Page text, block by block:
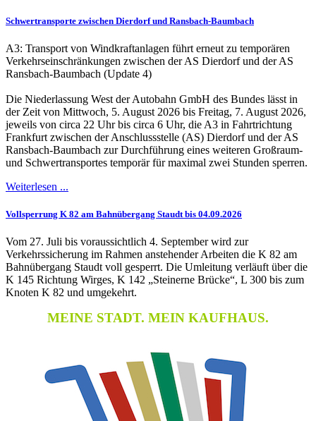
Schwertransporte zwischen Dierdorf und Ransbach-Baumbach
A3: Transport von Windkraftanlagen führt erneut zu temporären
Verkehrseinschränkungen zwischen der AS Dierdorf und der AS
Ransbach-Baumbach (Update 4)
Die Niederlassung West der Autobahn GmbH des Bundes lässt in
der Zeit von Mittwoch, 5. August 2026 bis Freitag, 7. August 2026,
jeweils von circa 22 Uhr bis circa 6 Uhr, die A3 in Fahrtrichtung
Frankfurt zwischen der Anschlussstelle (AS) Dierdorf und der AS
Ransbach-Baumbach zur Durchführung eines weiteren Großraum-
und Schwertransportes temporär für maximal zwei Stunden sperren.
Weiterlesen ...
Vollsperrung K 82 am Bahnübergang Staudt bis 04.09.2026
Vom 27. Juli bis voraussichtlich 4. September wird zur
Verkehrssicherung im Rahmen anstehender Arbeiten die K 82 am
Bahnübergang Staudt voll gesperrt. Die Umleitung verläuft über die
K 145 Richtung Wirges, K 142 „Steinerne Brücke“, L 300 bis zum
Knoten K 82 und umgekehrt.
MEINE STADT. MEIN KAUFHAUS.